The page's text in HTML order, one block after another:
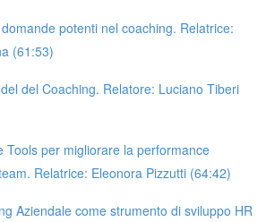
domande potenti nel coaching. Relatrice:
(61:53)
del Coaching. Relatore: Luciano Tiberi
Tools per migliorare la performance
Relatrice: Eleonora Pizzutti (64:42)
Aziendale come strumento di sviluppo HR